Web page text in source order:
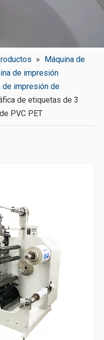
» Máquina de
de impresión
de impresión de
de etiquetas de 3
PVC PET